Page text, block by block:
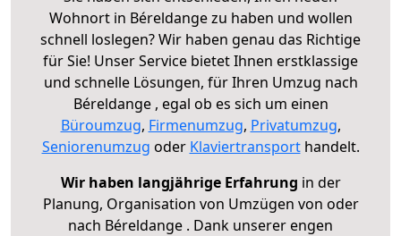
Wohnort in Béreldange zu haben und wollen
schnell loslegen? Wir haben genau das Richtige
für Sie! Unser Service bietet Ihnen erstklassige
und schnelle Lösungen, für Ihren Umzug nach
Béreldange , egal ob es sich um einen
Büroumzug, Firmenumzug, Privatumzug,
Seniorenumzug oder Klaviertransporthandelt.
Wir haben langjährige Erfahrung in der
Planung, Organisation von Umzügen von oder
nach Béreldange . Dank unserer engen